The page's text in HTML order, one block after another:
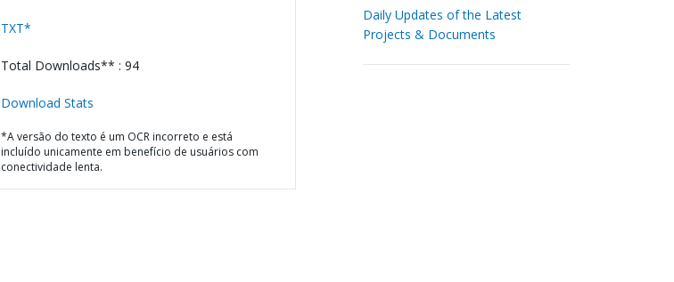
TXT*
Total Downloads** : 94
Download Stats
*A versão do texto é um OCR incorreto e está
incluído unicamente em benefício de usuários com
conectividade lenta.
Daily Updates of the Latest
Projects & Documents